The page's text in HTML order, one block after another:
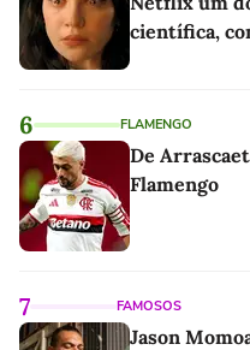
científica,
6 FLAMENGO
De
Flamengo
7 FAMOSOS
Jason